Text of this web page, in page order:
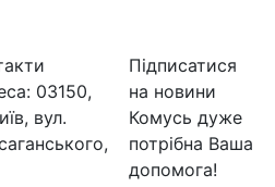
03150,
вул.
Підписатися
на новини
Комусь дуже
потрібна Ваша
допомога!